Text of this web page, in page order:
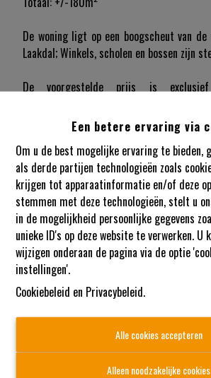
Een betere ervaring via
Om u de best mogelijke ervaring te bieden,
als derde partijen technologieën zoals
krijgen tot apparaatinformatie en/of deze
stemmen met deze technologieën, stelt u
in de mogelijkheid persoonlijke gegevens
unieke ID's op deze website te verwerken. U
wijzigen onderaan de pagina via de optie
instellingen'.
Cookiebeleid en Privacybeleid.
Alle cookies accepteren
Alleen noodzakelijke cookies
De woning ligt op een boogscheut van
Laakdal; Winkels, scholen en bossen zijn
De voorgestelde prijs is
12% reg op grond twv €120.000=€14.400
21%BTW op constructie twv
De prijs inclusief BTW en
€459.890,-
Wil jij meer weten over deze woning?
kantoor te contacteren.
Heb je zelf een woning die je wil verkopen
Vastgoed neemt graag de tijd voor een
We bekijken de mogelijkheden die